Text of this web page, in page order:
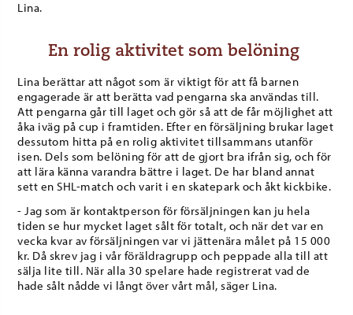
Lina.
En rolig aktivitet som belöning
Lina berättar att något som är viktigt för att få barnen
engagerade är att berätta vad pengarna ska användas till.
Att pengarna går till laget och gör så att de får möjlighet att
åka iväg på cup i framtiden. Efter en försäljning brukar laget
dessutom hitta på en rolig aktivitet tillsammans utanför
isen. Dels som belöning för att de gjort bra ifrån sig, och för
att lära känna varandra bättre i laget. De har bland annat
sett en SHL-match och varit i en skatepark och åkt kickbike.
- Jag som är kontaktperson för försäljningen kan ju hela
tiden se hur mycket laget sålt för totalt, och när det var en
vecka kvar av försäljningen var vi jättenära målet på 15 000
kr. Då skrev jag i vår föräldragrupp och peppade alla till att
sälja lite till. När alla 30 spelare hade registrerat vad de
hade sålt nådde vi långt över vårt mål, säger Lina.